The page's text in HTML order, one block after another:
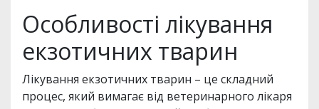
Особливості лікування
екзотичних тварин
Лікування екзотичних тварин – це складний
процес, який вимагає від ветеринарного лікаря